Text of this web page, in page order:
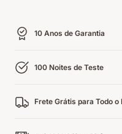
10 Anos de Garantia
100 Noites de Teste
Frete Grátis para Todo o